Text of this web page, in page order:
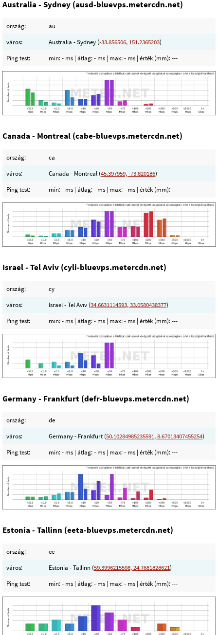
Australia - Sydney (ausd-bluevps.metercdn.net)
ország:
au
város:
Australia - Sydney (-33.856506, 151.2365203)
Ping test:
min:- ms | átlag:- ms | max:- ms | érték (mm):---
Canada - Montreal (cabe-bluevps.metercdn.net)
ország:
ca
város:
Canada - Montreal (45.397959, -73.820186)
Ping test:
min:- ms | átlag:- ms | max:- ms | érték (mm):---
Israel - Tel Aviv (cyli-bluevps.metercdn.net)
ország:
cy
város:
Israel - Tel Aviv (34.6631114593, 33.0580438377)
Ping test:
min:- ms | átlag:- ms | max:- ms | érték (mm):---
Germany - Frankfurt (defr-bluevps.metercdn.net)
ország:
de
város:
Germany - Frankfurt (50.10284985235591, 8.67013407455254)
Ping test:
min:- ms | átlag:- ms | max:- ms | érték (mm):---
Estonia - Tallinn (eeta-bluevps.metercdn.net)
ország:
ee
város:
Estonia - Tallinn (59.3996215598, 24.7681828621)
Ping test:
min:- ms | átlag:- ms | max:- ms | érték (mm):---